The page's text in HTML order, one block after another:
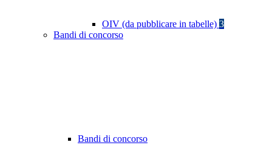
OIV (da pubblicare in tabelle) 3
Bandi di concorso
Bandi di concorso